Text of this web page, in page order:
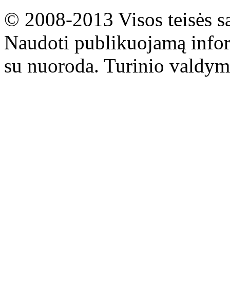
© 2008-2013 Visos teisės
Naudoti publikuojamą
su nuoroda. Turinio